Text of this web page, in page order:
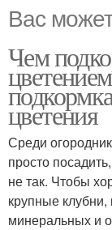
Вас
Чем
цветения
Среди
просто
не так. Чтобы
крупные клубни,
минеральных и